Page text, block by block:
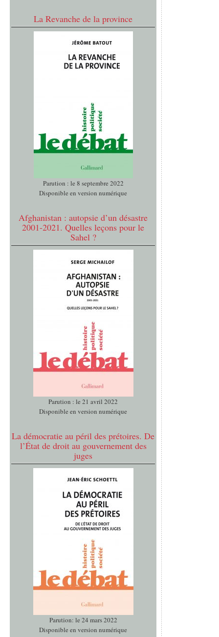
La Revanche de la province
Parution : le 8 septembre 2022
Disponible en version numérique
Afghanistan : autopsie d’un désastre
2001-2021. Quelles leçons pour le
Sahel ?
Parution : le 21 avril 2022
Disponible en version numérique
La démocratie au péril des prétoires. De
l’État de droit au gouvernement des
juges
Parution: le 24 mars 2022
Disponible en version numérique